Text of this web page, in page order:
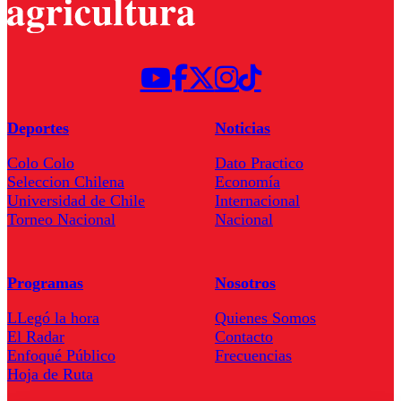
Deportes
Colo Colo
Seleccion Chilena
Universidad de Chile
Torneo Nacional
Noticias
Dato Practico
Economía
Internacional
Nacional
Programas
LLegó la hora
El Radar
Enfoqué Público
Hoja de Ruta
Nosotros
Quienes Somos
Contacto
Frecuencias